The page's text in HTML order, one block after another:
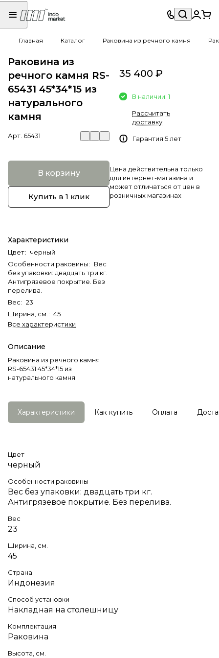
Главная Каталог Раковина из речного камня
Раковина из
речного камня RS-
65431 45*34*15 из
натурального
камня
Арт. 65431
В корзину
Купить в 1 клик
Характеристики
Цвет: черный
Особенности раковины: Вес
без упаковки: двадцать три кг.
Антигрязевое покрытие. Без
перелива.
Вес: 23
Ширина, см. : 45
Все характеристики
Описание
Раковина из речного камня
RS-65431 45*34*15 из
натурального камня
35 400 ₽
В наличии: 1
Рассчитать
доставку
Гарантия 5 лет
Цена действительна только
для интернет-магазина и
может отличаться от цен в
розничных магазинах
Характеристики Как купить Оплата
Цвет
черный
Особенности раковины
Вес без упаковки: двадцать три кг.
Антигрязевое покрытие. Без перелива.
Вес
23
Ширина, см.
45
Страна
Индонезия
Способ установки
Накладная на столешницу
Комплектация
Раковина
Высота, см.